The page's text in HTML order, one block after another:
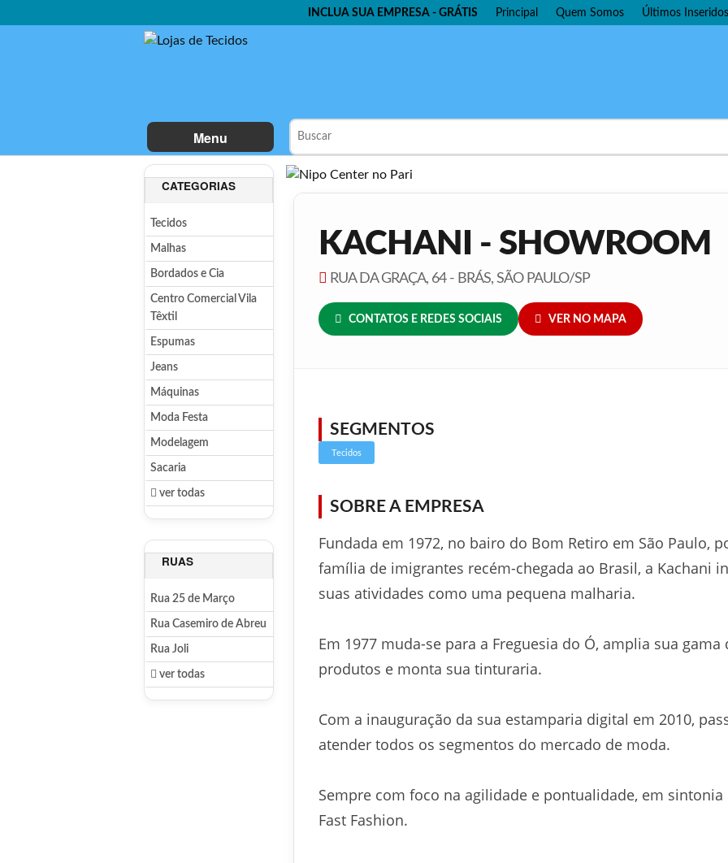
INCLUA SUA EMPRESA - GRÁTIS Principal Quem Somos Últimos
Menu
CATEGORIAS
Tecidos
Malhas
Bordados e Cia
Centro Comercial Vila
Têxtil
Espumas
Jeans
Máquinas
Moda Festa
Modelagem
Sacaria
ver todas
RUAS
Rua 25 de Março
Rua Casemiro de Abreu
Rua Joli
ver todas
KACHANI - SHOWROOM
RUA DA GRAÇA, 64 - BRÁS, SÃO PAULO/SP
CONTATOS E REDES SOCIAIS VER NO MAPA
SEGMENTOS
Tecidos
SOBRE A EMPRESA
Fundada em 1972, no bairo do Bom Retiro em São Paulo,
família de imigrantes recém-chegada ao Brasil, a Kachani
suas atividades como uma pequena malharia.
Em 1977 muda-se para a Freguesia do Ó, amplia sua gama
produtos e monta sua tinturaria.
Com a inauguração da sua estamparia digital em 2010,
atender todos os segmentos do mercado de moda.
Sempre com foco na agilidade e pontualidade, em
Fast Fashion.